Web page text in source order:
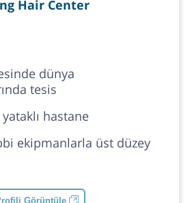
Hair Center
dünya
tesis
hastane
ekipmanlarla üst düzey
Görüntüle